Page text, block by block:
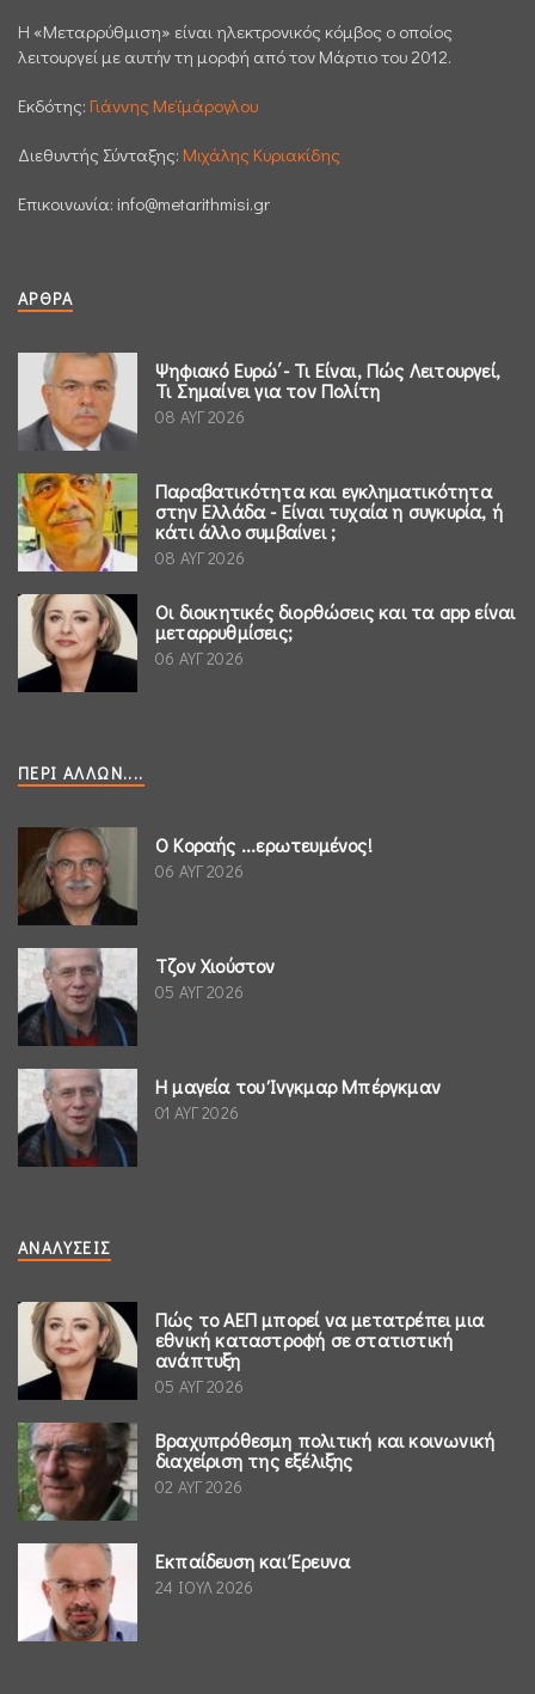
H «Μεταρρύθμιση» είναι ηλεκτρονικός κόμβος ο οποίος
λειτουργεί με αυτήν τη μορφή από τον Μάρτιο του 2012.
Εκδότης: Γιάννης Μεϊμάρογλου
Διεθυντής Σύνταξης: Μιχάλης Κυριακίδης
Επικοινωνία: info@metarithmisi.gr
ΆΡΘΡΑ
Ψηφιακό Ευρώ΄- Τι Είναι, Πώς Λειτουργεί,
Τι Σημαίνει για τον Πολίτη
08 ΑΥΓ 2026
Παραβατικότητα και εγκληματικότητα
στην Ελλάδα - Είναι τυχαία η συγκυρία, ή
κάτι άλλο συμβαίνει ;
08 ΑΥΓ 2026
Οι διοικητικές διορθώσεις και τα app είναι
μεταρρυθμίσεις;
06 ΑΥΓ 2026
ΠΕΡΊ ΆΛΛΩΝ....
Ο Κοραής ...ερωτευμένος!
06 ΑΥΓ 2026
Τζον Χιούστον
05 ΑΥΓ 2026
Η μαγεία του Ίνγκμαρ Μπέργκμαν
01 ΑΥΓ 2026
ΑΝΑΛΎΣΕΙΣ
Πώς το ΑΕΠ μπορεί να μετατρέπει μια
εθνική καταστροφή σε στατιστική
ανάπτυξη
05 ΑΥΓ 2026
Βραχυπρόθεσμη πολιτική και κοινωνική
διαχείριση της εξέλιξης
02 ΑΥΓ 2026
Εκπαίδευση και Έρευνα
24 ΙΟΥΛ 2026